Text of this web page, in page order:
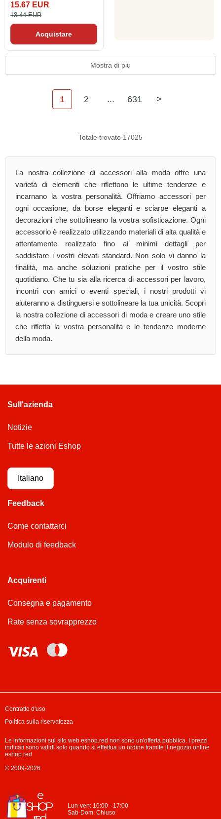
15.67 EUR
18.44 EUR
Acquistare
Mostra di più
1 2 ... 631 >
Totale trovato 17025
La nostra collezione di accessori alla moda offre una
varietà di elementi che riflettono le ultime tendenze e
incarnano la vostra personalità. Offriamo accessori per
ogni occasione, da borse eleganti e sciarpe eleganti a
decorazioni che sottolineano la vostra sofisticazione. Ogni
accessorio è realizzato utilizzando materiali di alta qualità e
attentamente realizzato fino ai minimi dettagli per
soddisfare i vostri elevati standard. Non solo vi danno la
finalità, ma anche soluzioni pratiche per il vostro stile
quotidiano. Che tu sia alla ricerca di accessori per lavoro,
incontri con amici o eventi speciali, i nostri prodotti vi
aiuteranno a distinguersi e sottolineare la tua unicità. Scopri
la nostra collezione di accessori di moda e creare uno stile
che rifletta la vostra personalità e le tendenze moderne
della moda.
Sull'azienda
Notizie
Tutte le azioni Eshop
Italiano
Feedback
Come contattarci
Modulo di feedback
Acquirenti
Consegna e pagamento
Rate senza sovrapprezzo
Lun-ven: 10:00 - 17:00
Sab-Dom: Chiuso
Contratto d'uso
Politica sulla riservatezza
Le informazioni sul sito web eshop.red non sono un'offerta pubblica. I prezzi
indicati sono validi solo quando si effettua un ordine tramite il negozio online
eshop.red
© 2009-2026